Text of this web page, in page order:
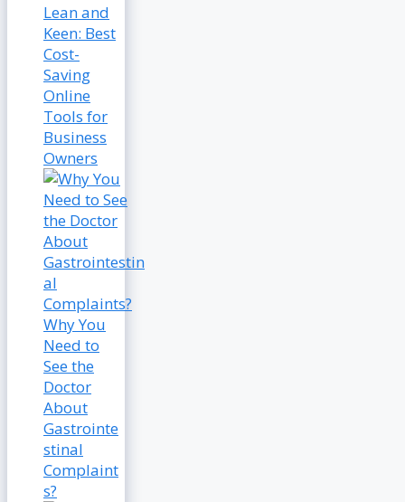
Lean and
Keen: Best
Cost-
Saving
Online
Tools for
Business
Owners
Why You
Need to
See the
Doctor
About
Gastrointe
stinal
Complaint
s?